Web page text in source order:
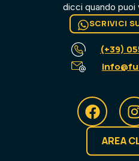
dicci quando puoi
SCRIVICI
(+39)
AREA